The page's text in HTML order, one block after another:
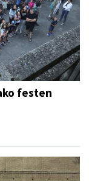
festen